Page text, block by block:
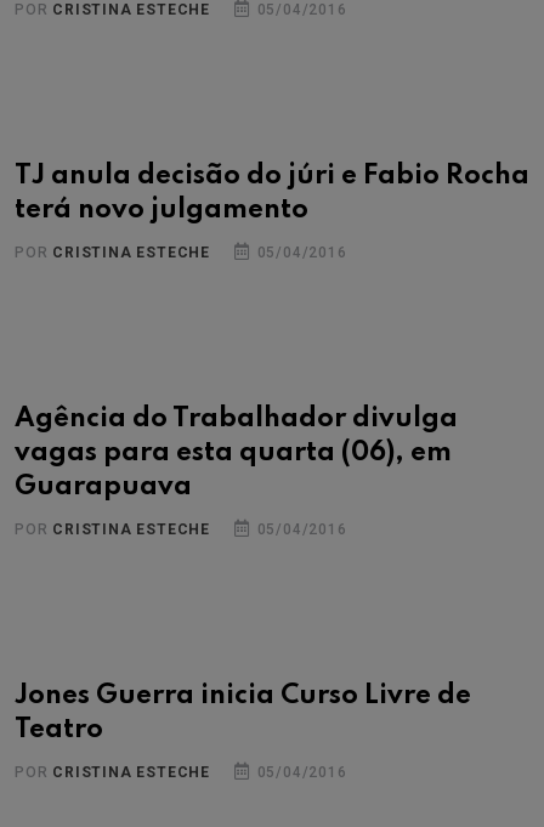
POR CRISTINA ESTECHE 05/04/2016
TJ anula decisão do júri e Fabio Rocha
terá novo julgamento
POR CRISTINA ESTECHE 05/04/2016
Agência do Trabalhador divulga
vagas para esta quarta (06), em
Guarapuava
POR CRISTINA ESTECHE 05/04/2016
Jones Guerra inicia Curso Livre de
Teatro
POR CRISTINA ESTECHE 05/04/2016